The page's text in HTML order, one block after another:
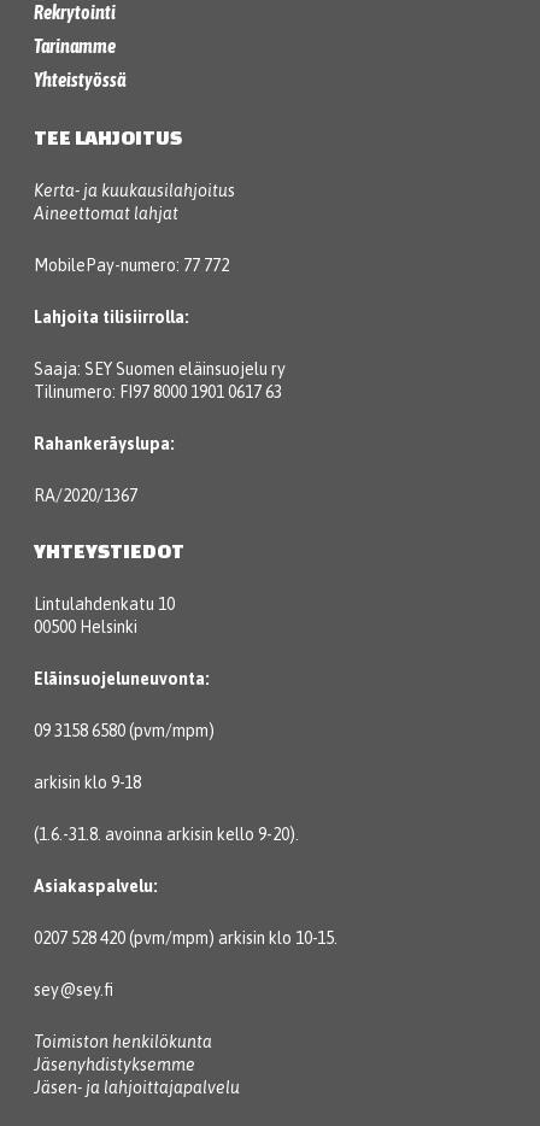
Rekrytointi
Tarinamme
Yhteistyössä
TEE LAHJOITUS
Kerta- ja kuukausilahjoitus
Aineettomat lahjat
MobilePay-numero: 77 772
Lahjoita tilisiirrolla:
Saaja: SEY Suomen eläinsuojelu ry
Tilinumero: FI97 8000 1901 0617 63
Rahankeräyslupa:
RA/2020/1367
YHTEYSTIEDOT
Lintulahdenkatu 10
00500 Helsinki
Eläinsuojeluneuvonta:
09 3158 6580 (pvm/mpm)
arkisin klo 9-18
(1.6.-31.8. avoinna arkisin kello 9-20).
Asiakaspalvelu:
0207 528 420 (pvm/mpm) arkisin klo 10-15.
sey@sey.fi
Toimiston henkilökunta
Jäsenyhdistyksemme
Jäsen- ja lahjoittajapalvelu